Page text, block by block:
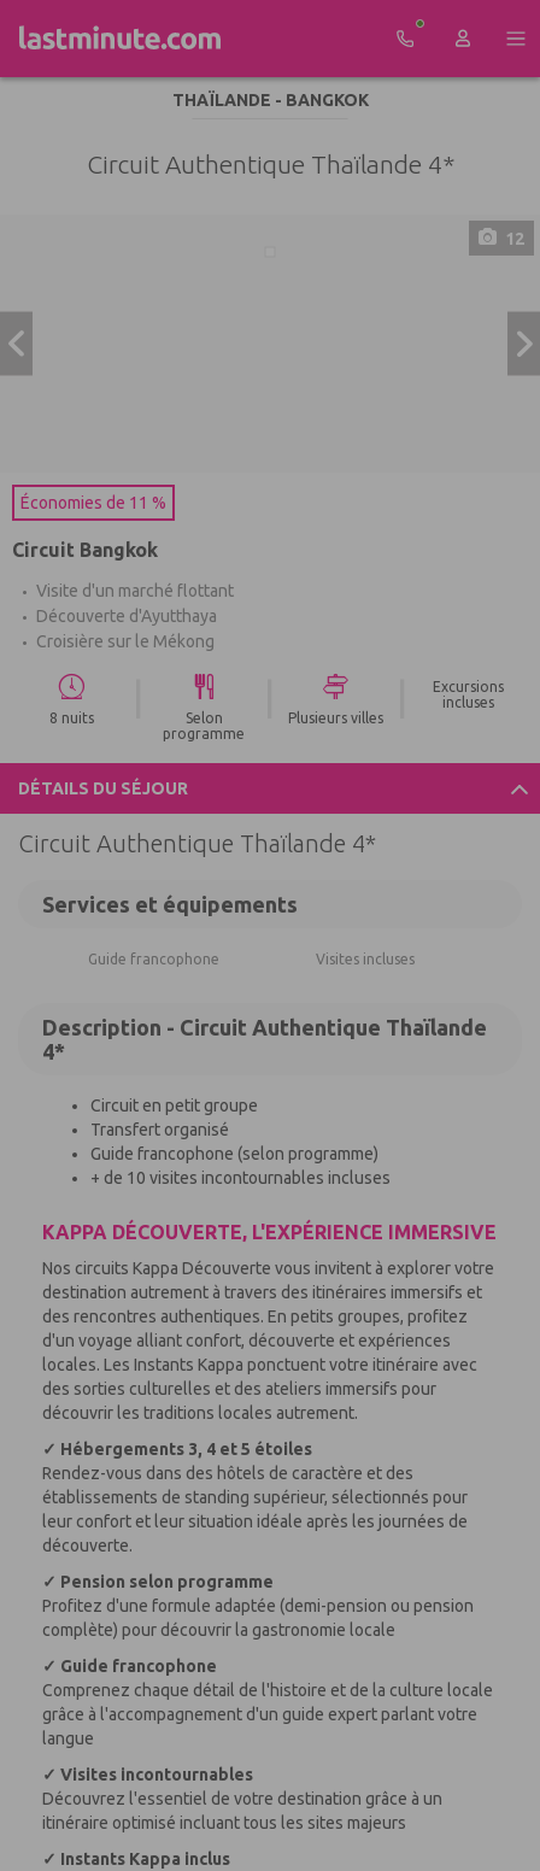
THAÏLANDE - BANGKOK
Circuit Authentique Thaïlande 4*
12
Économies de 11 %
Circuit Bangkok
Visite d'un marché flottant
Découverte d'Ayutthaya
Croisière sur le Mékong
8 nuits
Selon
programme
Plusieurs villes
Excursions
incluses
DÉTAILS DU SÉJOUR
Circuit Authentique Thaïlande 4*
Services et équipements
Guide francophone Visites incluses
Description - Circuit Authentique Thaïlande
4*
Circuit en petit groupe
Transfert organisé
Guide francophone (selon programme)
+ de 10 visites incontournables incluses
KAPPA DÉCOUVERTE, L'EXPÉRIENCE IMMERSIVE
Nos circuits Kappa Découverte vous invitent à explorer votre
destination autrement à travers des itinéraires immersifs et
des rencontres authentiques. En petits groupes, profitez
d'un voyage alliant confort, découverte et expériences
locales. Les Instants Kappa ponctuent votre itinéraire avec
des sorties culturelles et des ateliers immersifs pour
découvrir les traditions locales autrement.
✓ Hébergements 3, 4 et 5 étoiles
Rendez-vous dans des hôtels de caractère et des
établissements de standing supérieur, sélectionnés pour
leur confort et leur situation idéale après les journées de
découverte.
✓ Pension selon programme
Profitez d'une formule adaptée (demi-pension ou pension
complète) pour découvrir la gastronomie locale
✓ Guide francophone
Comprenez chaque détail de l'histoire et de la culture locale
grâce à l'accompagnement d'un guide expert parlant votre
langue
✓ Visites incontournables
Découvrez l'essentiel de votre destination grâce à un
itinéraire optimisé incluant tous les sites majeurs
✓ Instants Kappa inclus